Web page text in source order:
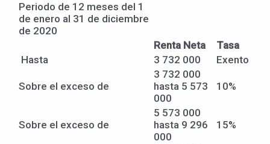
Periodo de 12 meses del 1
de enero al 31 de diciembre
de 2020
Renta Neta
Tasa
Hasta
3 732 000 Exento
Sobre el exceso de
3 732 000
hasta 5 573
000
10%
Sobre el exceso de
5 573 000
hasta 9 296
000
15%